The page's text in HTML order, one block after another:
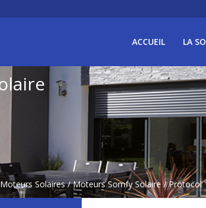
ACCUEIL LA
Moteurs Solaires /Moteurs Somfy Solaire / Protocol